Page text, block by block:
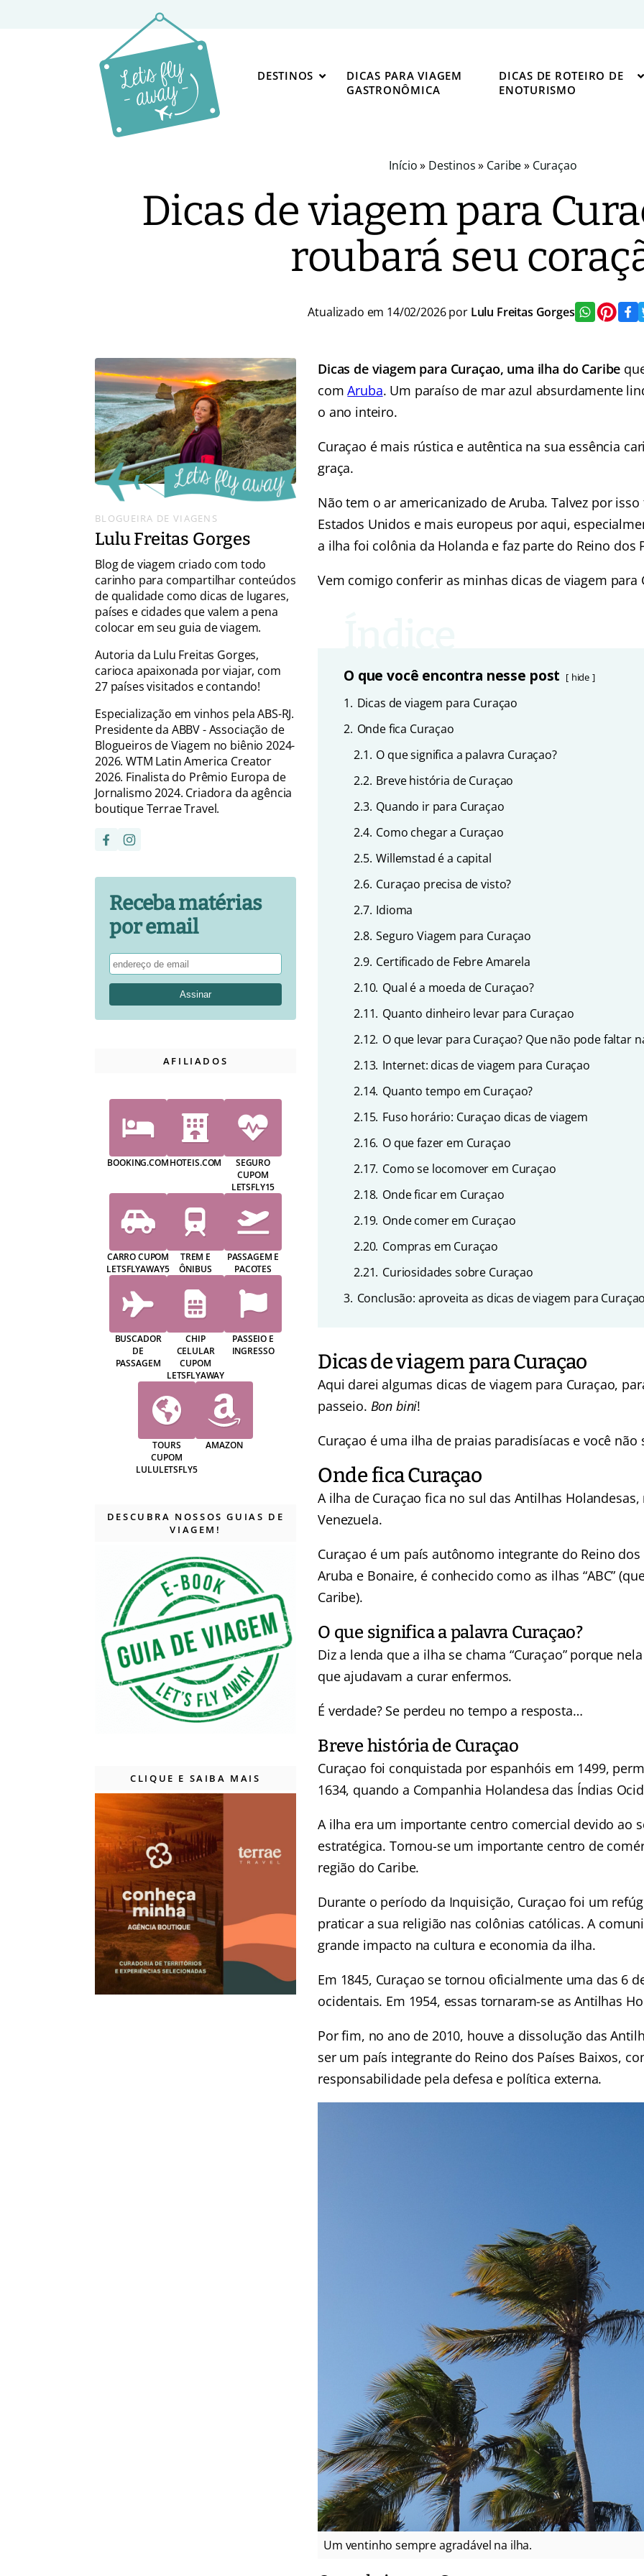
DESTINOS
DICAS PARA VIAGEM
GASTRONÔMICA
DICAS DE ROTEIRO DE
ENOTURISMO
Início» Destinos» Caribe» Curaçao
Dicas de viagem para
roubará seu
Atualizado em 14/02/2026 por Lulu Freitas Gorges
Dicas de viagem para Curaçao, uma ilha do Caribe
comAruba. Um paraíso de mar azul absurdamente
o ano inteiro.
Curaçao é mais rústica e autêntica na sua essência
graça.
Não tem o ar americanizado de Aruba. Talvez por
Estados Unidos e mais europeus por aqui,
a ilha foi colônia da Holanda e faz parte do Reino dos
Vem comigo conferir as minhas dicas de viagem para
O que você encontra nesse post hide
1. Dicas de viagem para Curaçao
2. Onde fica Curaçao
2.1. O que significa a palavra Curaçao?
2.2. Breve história de Curaçao
2.3. Quando ir para Curaçao
2.4. Como chegar a Curaçao
2.5. Willemstad é a capital
2.6. Curaçao precisa de visto?
2.7. Idioma
2.8. Seguro Viagem para Curaçao
2.9. Certificado de Febre Amarela
2.10. Qual é a moeda de Curaçao?
2.11. Quanto dinheiro levar para Curaçao
2.12. O que levar para Curaçao? Que não pode faltar
2.13. Internet: dicas de viagem para Curaçao
2.14. Quanto tempo em Curaçao?
2.15. Fuso horário: Curaçao dicas de viagem
2.16. O que fazer em Curaçao
2.17. Como se locomover em Curaçao
2.18. Onde ficar em Curaçao
2.19. Onde comer em Curaçao
2.20. Compras em Curaçao
2.21. Curiosidades sobre Curaçao
3. Conclusão: aproveita as dicas de viagem para Curaçao
Dicas de viagem para Curaçao
Aqui darei algumas dicas de viagem para Curaçao,
passeio. Bon bini!
Curaçao é uma ilha de praias paradisíacas e você
Onde fica Curaçao
A ilha de Curaçao fica no sul das Antilhas
Venezuela.
Curaçao é um país autônomo integrante do Reino
Aruba e Bonaire, é conhecido como as ilhas “ABC”
Caribe).
O que significa a palavra Curaçao?
Diz a lenda que a ilha se chama “Curaçao” porque
que ajudavam a curar enfermos.
É verdade? Se perdeu no tempo a resposta…
Breve história de Curaçao
Curaçao foi conquistada por espanhóis em 1499,
1634, quando a Companhia Holandesa das Índias
A ilha era um importante centro comercial devido ao
estratégica. Tornou-se um importante centro de
região do Caribe.
Durante o período da Inquisição, Curaçao foi um
praticar a sua religião nas colônias católicas. A
grande impacto na cultura e economia da ilha.
Em 1845, Curaçao se tornou oficialmente uma das 6
ocidentais. Em 1954, essas tornaram-se as Antilhas
Por fim, no ano de 2010, houve a dissolução das
ser um país integrante do Reino dos Países Baixos,
responsabilidade pela defesa e política externa.
Um ventinho sempre agradável na ilha.
BLOGUEIRA DE VIAGENS
Lulu Freitas Gorges
Blog de viagem criado com todo
carinho para compartilhar conteúdos
de qualidade como dicas de lugares,
países e cidades que valem a pena
colocar em seu guia de viagem.
Autoria da Lulu Freitas Gorges,
carioca apaixonada por viajar, com
27 países visitados e contando!
Especialização em vinhos pela ABS-RJ.
Presidente da ABBV - Associação de
Blogueiros de Viagem no biênio 2024-
2026. WTM Latin America Creator
2026. Finalista do Prêmio Europa de
Jornalismo 2024. Criadora da agência
boutique Terrae Travel.
Receba matérias
por email
AFILIADOS
BOOKING.COMHOTEIS.COM
SEGURO
CUPOM
LETSFLY15
CARRO CUPOM
LETSFLYAWAY5
TREM E
ÔNIBUS
PASSAGEM E
PACOTES
BUSCADOR
DE
PASSAGEM
CHIP
CELULAR
CUPOM
LETSFLYAWAY
PASSEIO E
INGRESSO
TOURS
CUPOM
LULULETSFLY5
AMAZON
DESCUBRA NOSSOS GUIAS DE
VIAGEM!
CLIQUE E SAIBA MAIS